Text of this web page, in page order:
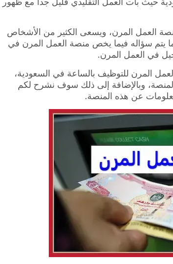
العمل المرن، ويسعى الكثير من الأشخاص
يتم سؤاله فيما يخص منصة العمل المرن في
في العمل المرن.
المرن للتوظيف بالساعة في السعودية،
وبالإضافة إلى ذلك سوف نشرح لكم
عن هذه المنصة.